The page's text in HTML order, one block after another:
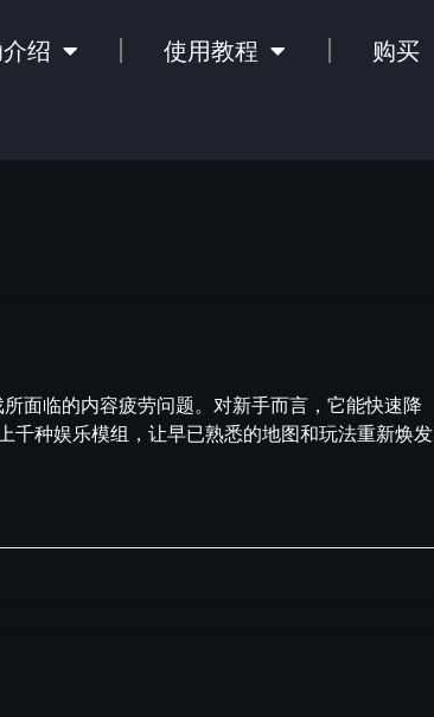
绍 使用教程 购买
面临的内容疲劳问题。对新手而言，它能快速降
千种娱乐模组，让早已熟悉的地图和玩法重新焕发